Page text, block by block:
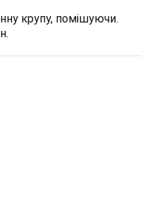
крупу, помішуючи.